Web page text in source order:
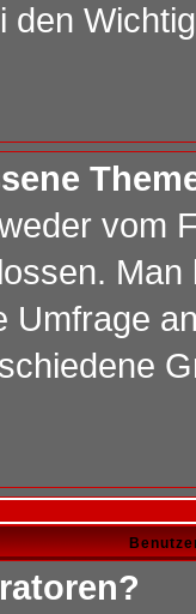
den
vom
Umfrage